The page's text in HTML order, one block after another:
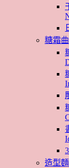
糖霜
造型